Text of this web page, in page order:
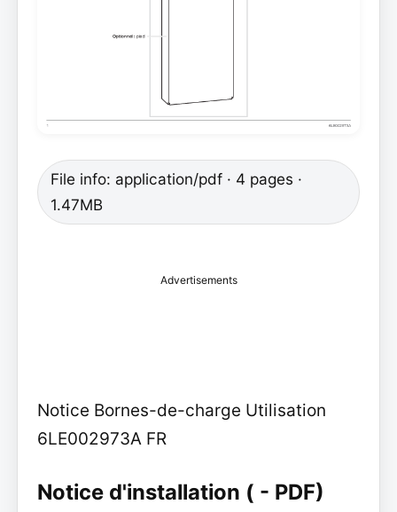
File info: application/pdf · 4 pages ·
1.47MB
Advertisements
Notice Bornes-de-charge Utilisation
6LE002973A FR
Notice d'installation ( - PDF)